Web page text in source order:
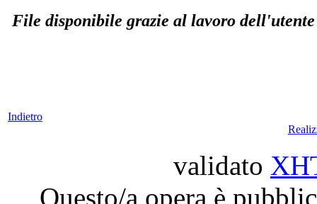
File disponibile grazie al lavoro
Indietro
validato
Questo/a opera è